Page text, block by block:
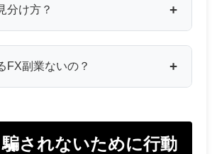
分け方？
FX副業ないの？
されないために行動